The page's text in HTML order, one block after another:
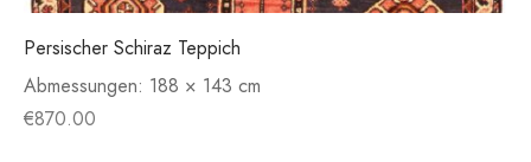
Persischer Schiraz Teppich
Abmessungen: 188 × 143 cm
€870.00